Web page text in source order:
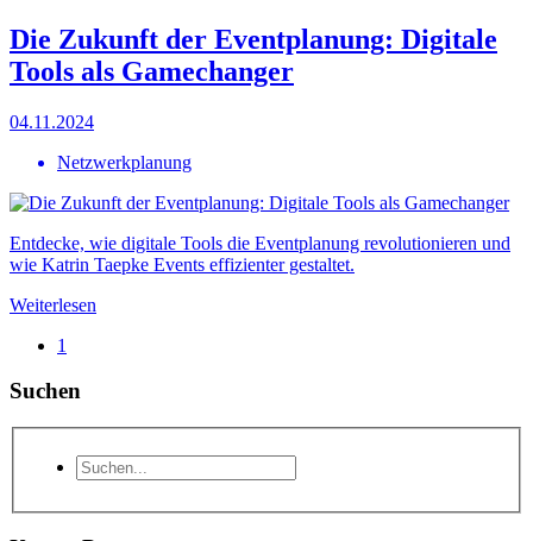
Die Zukunft der Eventplanung: Digitale
Tools als Gamechanger
04.11.2024
Netzwerkplanung
Entdecke, wie digitale Tools die Eventplanung revolutionieren und
wie Katrin Taepke Events effizienter gestaltet.
Weiterlesen
1
Suchen